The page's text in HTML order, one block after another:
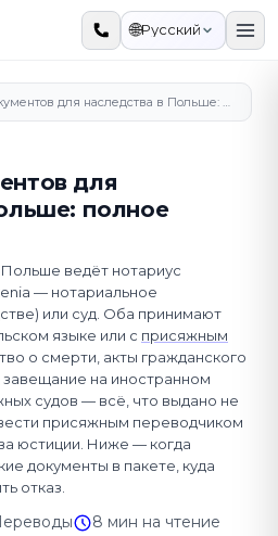
🌐Русский
Перевод документов для наследства в Польше: полное руководство
для
полное
ведёт нотариус
— нотариальное
или суд. Оба принимают
языке или с присяжным
о смерти, акты гражданского
завещание на иностранном
судов — всё, что выдано не
присяжным переводчиком
юстиции. Ниже — когда
документы в пакете, куда
отказ.
8 мин на чтение